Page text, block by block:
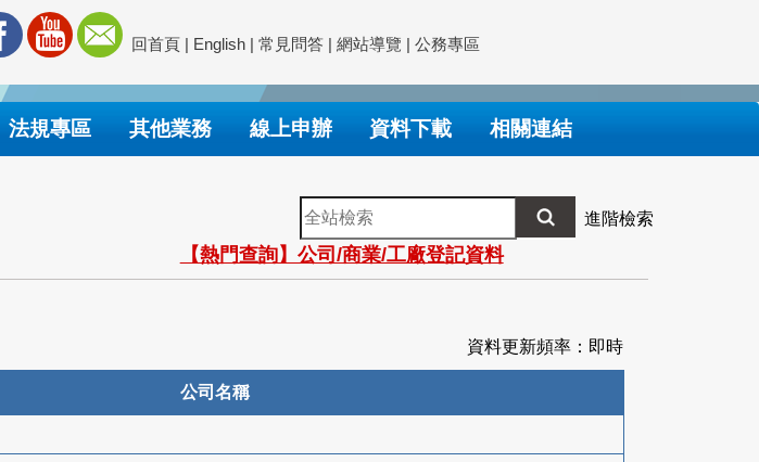
回首頁 | English | 常見問答 | 網站導覽 | 公務專區
法規專區 其他業務 線上申辦 資料下載 相關連結
全
站
檢
索
進階檢索
【熱門查詢】公司/商業/工廠登記資料
資料更新頻率：即時
公司名稱